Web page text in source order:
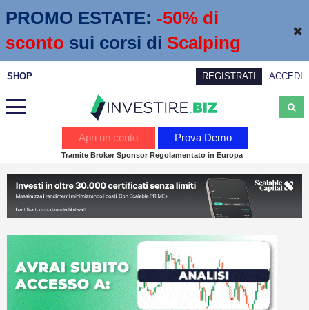
PROMO ESTATE: -50% di
sconto sui corsi di Scalping
SHOP REGISTRATI ACCEDI
Calendario economico
Webinar
Servizi
Trading
Education
Apri un conto Prova Demo
Tramite Broker Sponsor Regolamentato in Europa